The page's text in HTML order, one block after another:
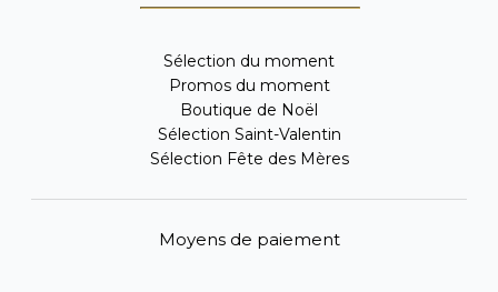
Sélection du moment
Promos du moment
Boutique de Noël
Sélection Saint-Valentin
Sélection Fête des Mères
Moyens de paiement